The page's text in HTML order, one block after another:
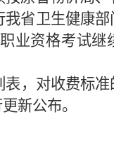
省卫生健康
业资格考试继
，对收费标
新公布。